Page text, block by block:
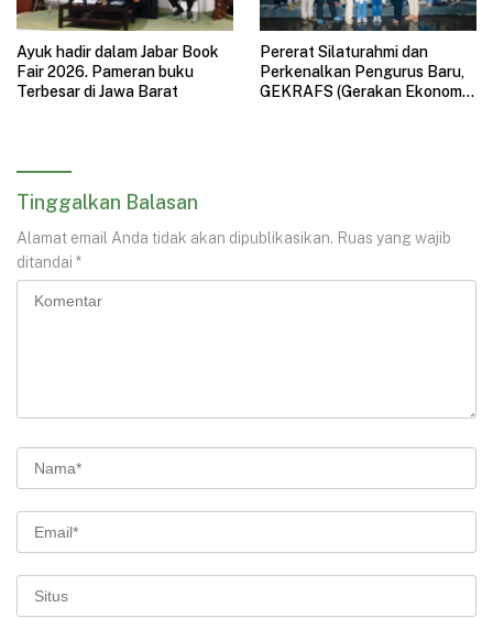
Ayuk hadir dalam Jabar Book
Fair 2026. Pameran buku
Terbesar di Jawa Barat
Pererat Silaturahmi dan
Perkenalkan Pengurus Baru,
GEKRAFS (Gerakan Ekonomi
Tinggalkan Balasan
Alamat email Anda tidak akan dipublikasikan. Ruas yang wajib
ditandai *